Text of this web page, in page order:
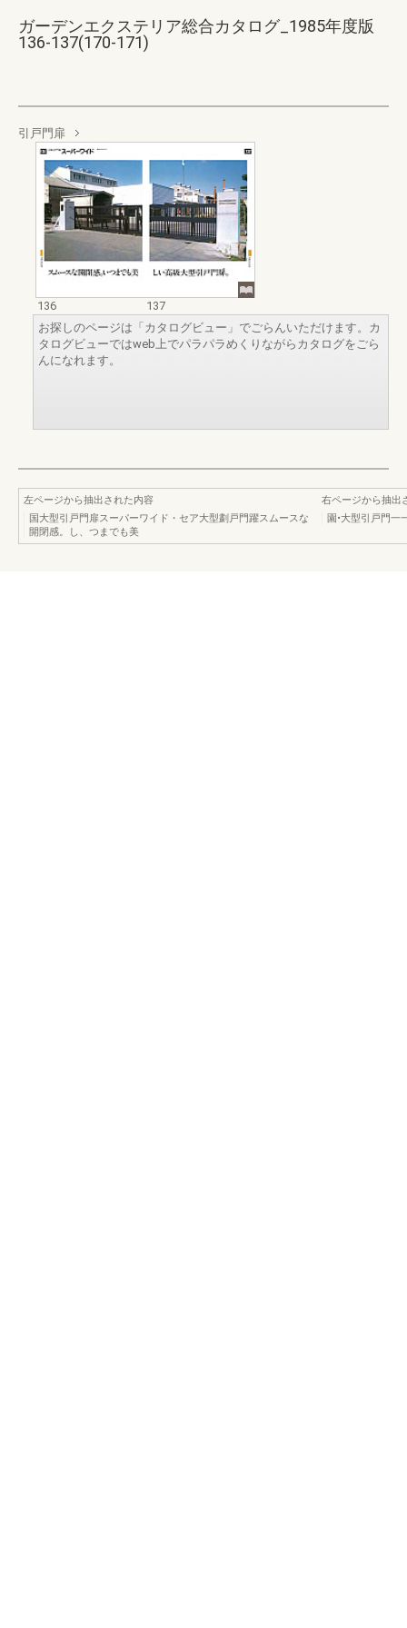
ガーデンエクステリア総合カタログ_1985年度版
136-137(170-171)
引戸門扉
136
137
お探しのページは「カタログビュー」でごらんいただけます。カ
タログビューではweb上でパラパラめくりながらカタログをごら
んになれます。
左ページから抽出された内容
国大型引戸門扉スーパーワイド・セア大型劃戸門躍スムースな
開閉感。し、つまでも美
右ページから抽出
園•大型引戸門一